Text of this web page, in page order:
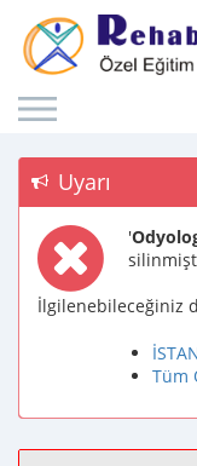
Uyarı
'
İlgilenebileceğiniz
Tüm